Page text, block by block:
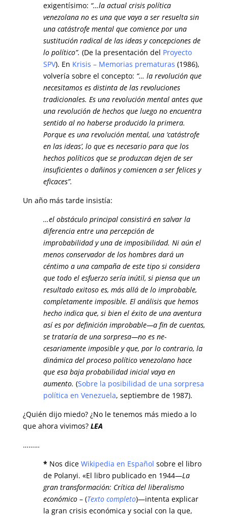
exigentísimo: “…la actual crisis política
venezolana no es una que vaya a ser resuelta sin
una catástrofe mental que comience por una
sustitución radical de las ideas y concepciones de
lo político”. (De la presentación del Proyecto
SPV). En Krisis – Memorias prematuras (1986),
volvería sobre el concepto: “… la revolución que
necesitamos es distinta de las revoluciones
tradicionales. Es una revolución mental antes que
una revolución de hechos que luego no encuentra
sentido al no haberse producido la primera.
Porque es una revolución mental, una ‘catástrofe
en las ideas’, lo que es necesario para que los
hechos políticos que se produzcan dejen de ser
insuficientes o dañinos y comiencen a ser felices y
eficaces”.
Un año más tarde insistía:
…el obstáculo principal consistirá en salvar la
diferencia entre una percepción de
improbabilidad y una de imposibilidad. Ni aún el
menos conservador de los hombres dará un
céntimo a una campaña de este tipo si considera
que todo el esfuerzo sería inútil, si piensa que un
resultado exitoso es, más allá de lo improbable,
completamente imposible. El análisis que hemos
hecho indica que, si bien el éxito de una aventura
así es por definición improbable—a fin de cuentas,
se trataría de una sorpresa—no es ne­
cesariamente imposible y que, por lo contrario, la
dinámica del proceso po­lítico venezolano hace
que esa baja probabilidad inicial vaya en
aumento. (Sobre la posibilidad de una sorpresa
política en Venezuela, septiembre de 1987).
¿Quién dijo miedo? ¿No le tenemos más miedo a lo
que ahora vivimos? LEA
………
* Nos dice Wikipedia en Español sobre el libro
de Polanyi. «El libro publicado en 1944—La
gran transformación: Crítica del liberalismo
económico– (Texto completo)—intenta explicar
la gran crisis económica y social con la que,